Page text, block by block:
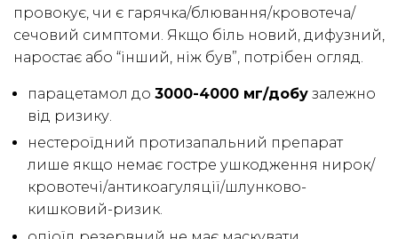
провокує, чи є гарячка/блювання/кровотеча/
сечовий симптоми. Якщо біль новий, дифузний,
наростає або “інший, ніж був”, потрібен огляд.
парацетамол до 3000-4000 мг/добу залежно
від ризику.
нестероїдний протизапальний препарат
лише якщо немає гостре ушкодження нирок/
кровотечі/антикоагуляції/шлунково-
кишковий-ризик.